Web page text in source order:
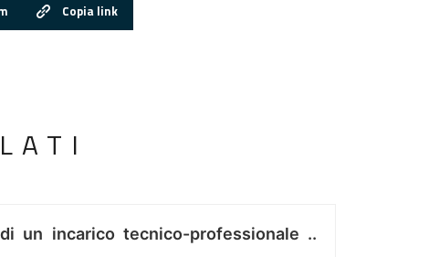
Copia link
un incarico tecnico-professionale ..